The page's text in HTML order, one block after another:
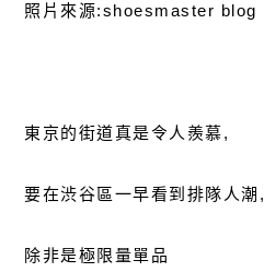
照片來源:shoesmaster blog
東京的街道真是令人羨慕,
要在渋谷區一早看到排隊人潮,
除非是極限量單品